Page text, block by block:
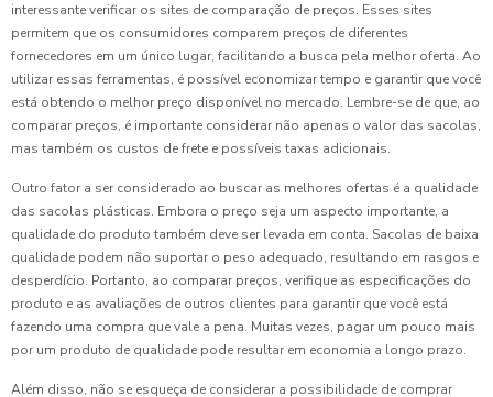
interessante verificar os sites de comparação de preços. Esses sites
permitem que os consumidores comparem preços de diferentes
fornecedores em um único lugar, facilitando a busca pela melhor oferta. Ao
utilizar essas ferramentas, é possível economizar tempo e garantir que você
está obtendo o melhor preço disponível no mercado. Lembre-se de que, ao
comparar preços, é importante considerar não apenas o valor das sacolas,
mas também os custos de frete e possíveis taxas adicionais.
Outro fator a ser considerado ao buscar as melhores ofertas é a qualidade
das sacolas plásticas. Embora o preço seja um aspecto importante, a
qualidade do produto também deve ser levada em conta. Sacolas de baixa
qualidade podem não suportar o peso adequado, resultando em rasgos e
desperdício. Portanto, ao comparar preços, verifique as especificações do
produto e as avaliações de outros clientes para garantir que você está
fazendo uma compra que vale a pena. Muitas vezes, pagar um pouco mais
por um produto de qualidade pode resultar em economia a longo prazo.
Além disso, não se esqueça de considerar a possibilidade de comprar